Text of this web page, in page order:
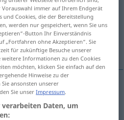
anklicken/antippen)
immer auf Ihrem Endgerät
und Cookies, die der Bereitstellung
werden nur gespeichert, wenn Sie uns
Button Ihr Einverständnis
„Fortfahren ohne Akzeptieren“. Sie
für zukünftige Besuche unserer
weitere Informationen zu den Cookies
möchten, klicken Sie einfach auf den
Hinweise zu der
ansonsten unserer
Sie unserImpressum.
Daten, um